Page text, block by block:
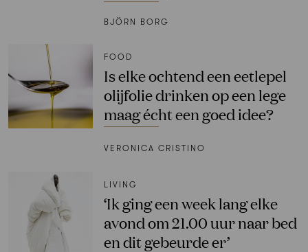
BJÖRN BORG
FOOD
Is elke ochtend een eetlepel
olijfolie drinken op een lege
maag écht een goed idee?
VERONICA CRISTINO
LIVING
‘Ik ging een week lang elke
avond om 21.00 uur naar bed
en dit gebeurde er’